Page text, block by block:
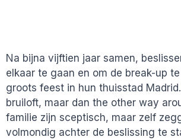
Na bijna vijftien jaar samen,
elkaar te gaan en om de break-up
groots feest in hun thuisstad
bruiloft, maar dan the other way
familie zijn sceptisch, maar zelf
volmondig achter de beslissing te